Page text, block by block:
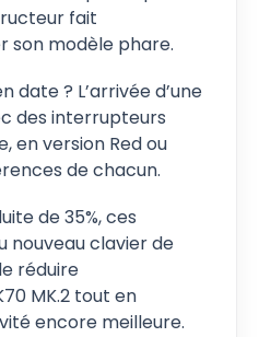
fait
son modèle phare.
date ? L’arrivée d’une
des interrupteurs
en version Red ou
de chacun.
de 35%, ces
nouveau clavier de
réduire
MK.2 tout en
encore meilleure.